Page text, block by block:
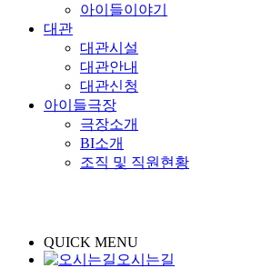
아이들이야기
대관
대관시설
대관안내
대관신청
아이들극장
극장소개
BI소개
조직 및 직원현황
QUICK MENU
오시는길